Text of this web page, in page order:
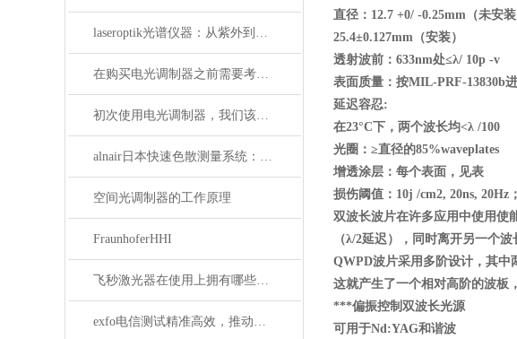
laseroptik光谱仪器：从紫外到红外的精密光学测量解决方案
在购买电光调制器之前需要考虑许多性质
初次使用电光调制器，我们该注意什么事项？
alnair日本快速色散测量系统：精准捕捉光学世界的瞬息万变
空间光调制器的工作原理
FraunhoferHHI
飞秒激光器在使用上拥有哪些特点？
exfo电信测试精准高效，推动通信网络质量新标准
直径：12.7 +0/ -0.25mm （未安装
25.4±0.127mm （安装）
透射波前：633nm处≤λ/ 10p -v
表面质量：按MIL-PRF-13830b
延迟容忍:
在23°C下，两个波长均<λ /100
光圈：≥直径的85%waveplates
增透涂层：每个表面，见表
损伤阈值：10j /cm2, 20ns, 20Hz
双波长波片在许多应用中使用使
（λ/2延迟），同时离开另一个
QWPD波片采用多阶设计，其中
这就产生了一个相对高阶的波板
***偏振控制双波长光源
可用于Nd:YAG和谐波